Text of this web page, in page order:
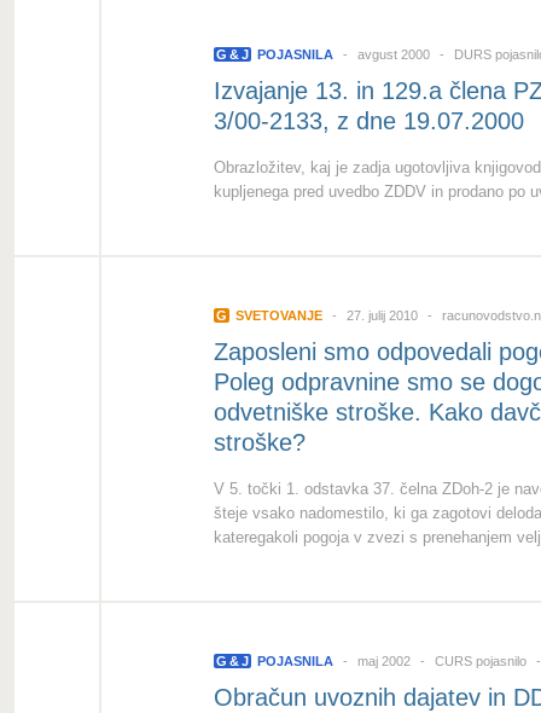
G &J POJASNILA avgust 2000 DURS
Izvajanje 13. in 129.a člena
3/00-2133, z dne 19.07.2000
Obrazložitev, kaj je zadja ugotovljiva
kupljenega pred uvedbo ZDDV in prodano po
G SVETOVANJE 27. julij 2010
Zaposleni smo odpovedali
Poleg odpravnine smo se
odvetniške stroške. Kako
stroške?
V 5. točki 1. odstavka 37. čelna ZDoh-2 je
šteje vsako nadomestilo, ki ga zagotovi
kateregakoli pogoja v zvezi s prenehanjem
G &J POJASNILA maj 2002 CURS pojasnilo
Obračun uvoznih dajatev in